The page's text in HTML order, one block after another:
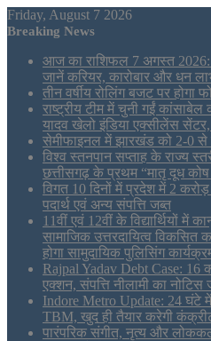
Friday, August 7 2026
Breaking News
आज का राशिफल 7 अगस्त 2026:
जानें करियर, कारोबार और धन
तीन वर्षीय रोलिंग बजट पर होगा
राष्ट्रीय टीम में चुनी गईं
यादव खेलो इंडिया एक्सीलेंस सेंटर,
सेमीफाइनल में झारखंड को 2-0 से
विश्व स्तनपान सप्ताह के राज्य
छत्तीसगढ़ के प्रथम “मातृ दूध
विगत 10 दिनों में प्रदेश में 2
पदार्थ एवं अन्य संपत्ति जब्त
11वीं एवं 12वीं के विद्यार्थियों में
सामाजिक उत्तरदायित्व
होगा सामुदायिक पुलिसिंग
Rajpal Yadav Debt Case: 16
एक्शन, संपत्ति नीलामी का नोटिस
Indore Metro Update: 24 घंटे
TBM, खुद ही तैयार करेगी
पारंपरिक संगीत, नृत्य और